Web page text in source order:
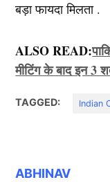
बड़ा फायदा मिलता .
ALSO READ:
मीटिंग के बाद इन 3
TAGGED: Indian
ABHINAV